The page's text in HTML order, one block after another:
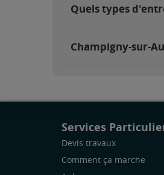
Quels types
Champigny-sur-
Services
Devis travaux
Comment ça marche